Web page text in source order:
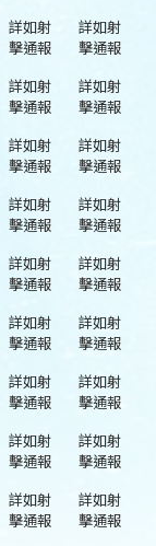
詳如射
擊通報
詳如射
擊通報
詳如射
擊通報
詳如射
擊通報
詳如射
擊通報
詳如射
擊通報
詳如射
擊通報
詳如射
擊通報
詳如射
擊通報
詳如射
擊通報
詳如射
擊通報
詳如射
擊通報
詳如射
擊通報
詳如射
擊通報
詳如射
擊通報
詳如射
擊通報
詳如射
擊通報
詳如射
擊通報